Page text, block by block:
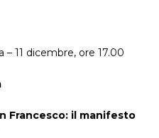
– 11 dicembre, ore 17.00
Francesco: il manifesto